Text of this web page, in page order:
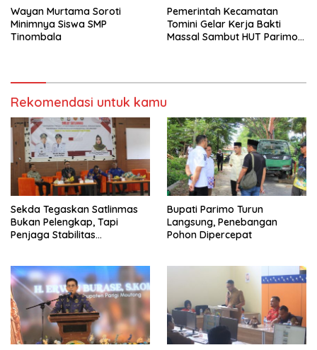
Wayan Murtama Soroti
Minimnya Siswa SMP
Tinombala
Pemerintah Kecamatan
Tomini Gelar Kerja Bakti
Massal Sambut HUT Parimo
Rekomendasi untuk kamu
Sekda Tegaskan Satlinmas
Bukan Pelengkap, Tapi
Penjaga Stabilitas
Bupati Parimo Turun
Langsung, Penebangan
Pohon Dipercepat